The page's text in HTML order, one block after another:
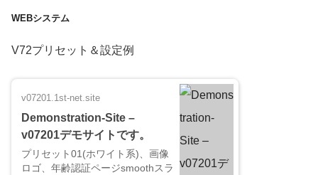
WEBシステム
V72プリセット＆設定例
v07201.1st-net.site
Demonstration-Site –
v07201デモサイトです。
プリセット01(ホワイト系)、画像
ロゴ、年齢認証ページsmoothスラ